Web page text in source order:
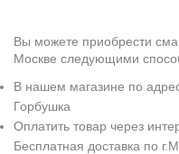
Вы можете приобрести
Москве следующими
В нашем магазине по
Горбушка
Оплатить товар через
Бесплатная доставка по